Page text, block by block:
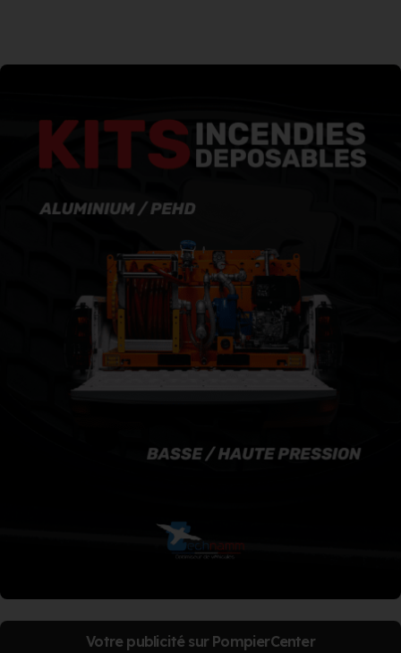
Votre publicité sur PompierCenter